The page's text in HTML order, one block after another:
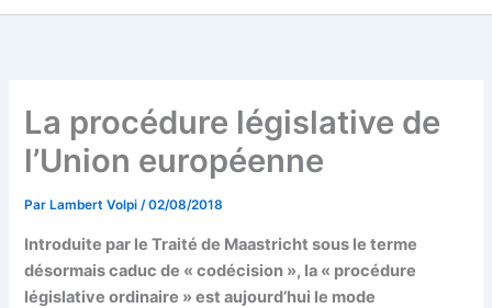
La procédure législative de
l’Union européenne
Par Lambert Volpi/02/08/2018
Introduite par le Traité de Maastricht sous le terme
désormais caduc de « codécision », la « procédure
législative ordinaire » est aujourd’hui le mode